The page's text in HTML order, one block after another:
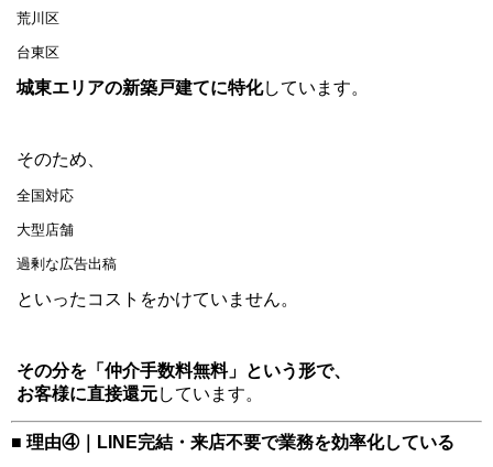
荒川区
台東区
城東エリアの新築戸建てに特化しています。
そのため、
全国対応
大型店舗
過剰な広告出稿
といったコストをかけていません。
その分を「仲介手数料無料」という形で、
お客様に直接還元しています。
■ 理由④｜LINE完結・来店不要で業務を効率化している